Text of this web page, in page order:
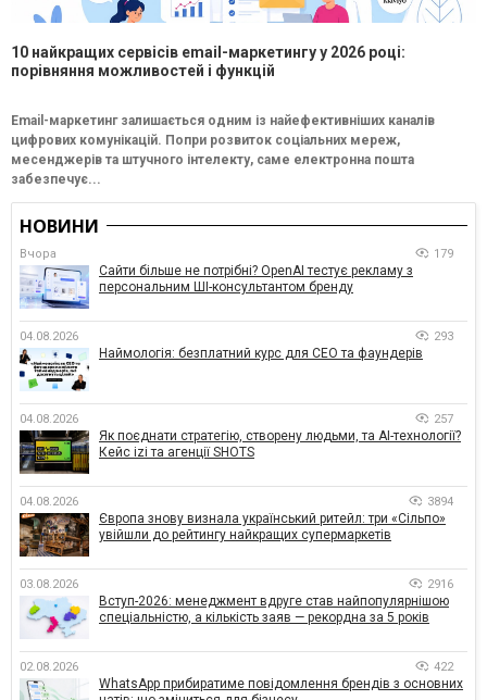
10 найкращих сервісів email-маркетингу у 2026 році:
порівняння можливостей і функцій
Email-маркетинг залишається одним із найефективніших каналів
цифрових комунікацій. Попри розвиток соціальних мереж,
месенджерів та штучного інтелекту, саме електронна пошта
забезпечує...
НОВИНИ
Вчора 179
Сайти більше не потрібні? OpenAI тестує рекламу з
персональним ШІ-консультантом бренду
04.08.2026 293
Наймологія: безплатний курс для CEO та фаундерів
04.08.2026 257
Як поєднати стратегію, створену людьми, та AI-технології?
Кейс izi та агенції SHOTS
04.08.2026 3894
Європа знову визнала український ритейл: три «Сільпо»
увійшли до рейтингу найкращих супермаркетів
03.08.2026 2916
Вступ-2026: менеджмент вдруге став найпопулярнішою
спеціальністю, а кількість заяв — рекордна за 5 років
02.08.2026 422
WhatsApp прибиратиме повідомлення брендів з основних